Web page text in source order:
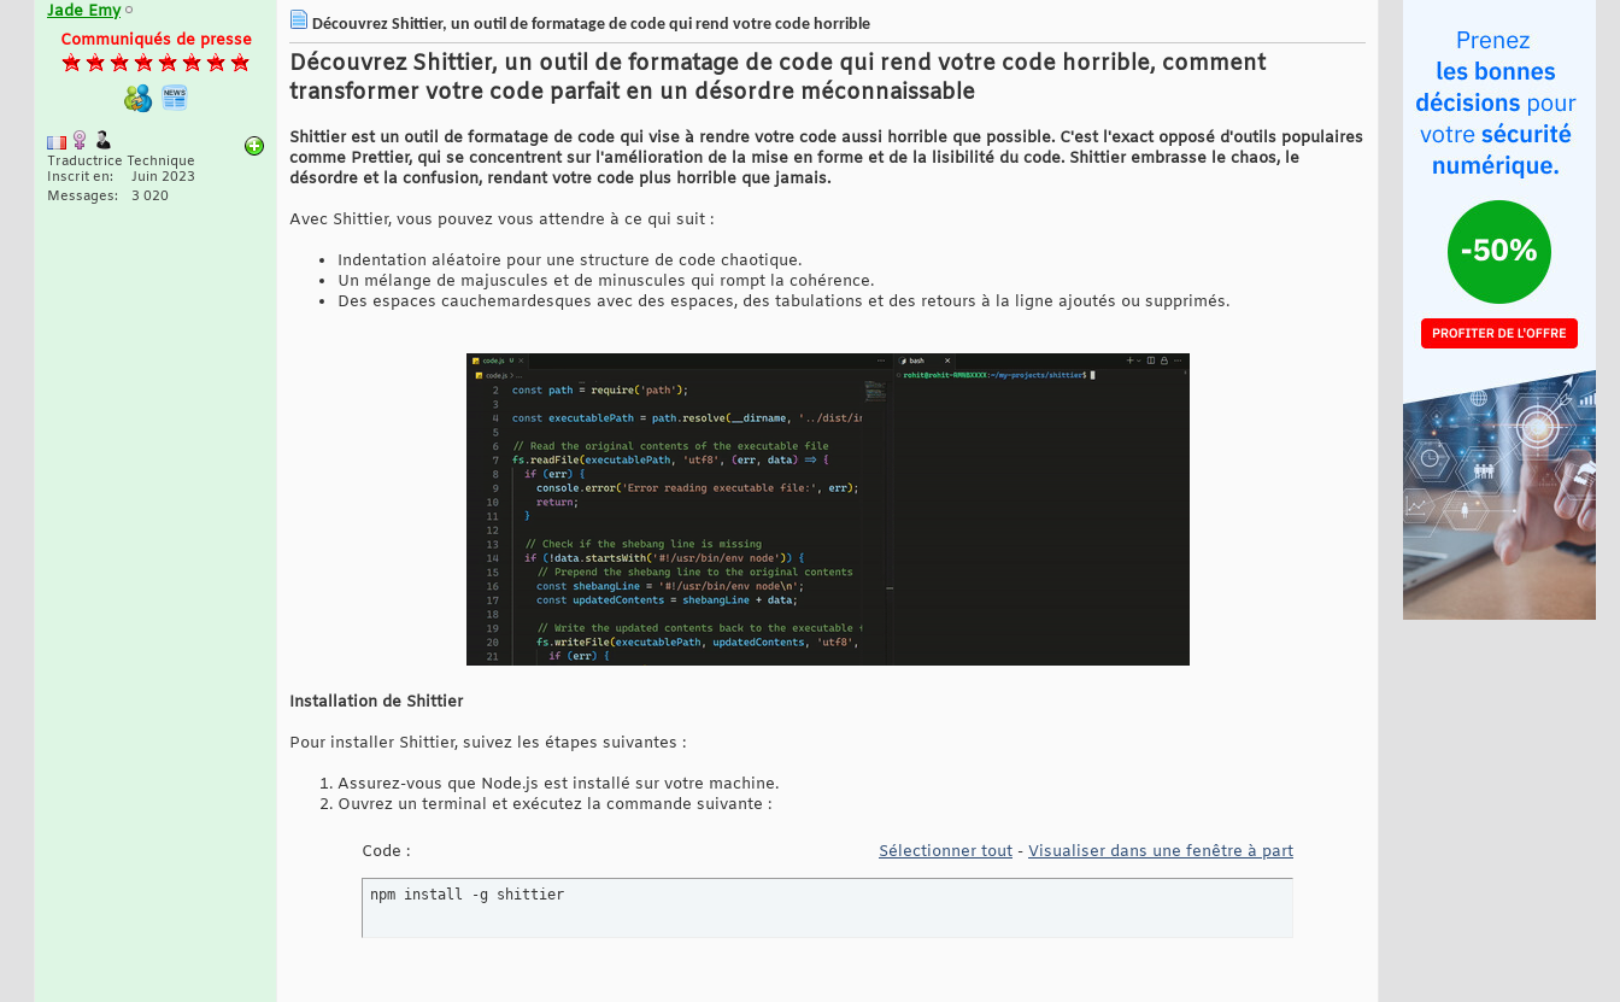
Jade Emy
Communiqués de presse
Traductrice Technique
Inscrit en
Juin 2023
Messages
3 020
Découvrez Shittier, un outil de formatage de code qui rend votre code horrible
Découvrez Shittier, un outil de formatage de code qui rend votre code horrible, comment
transformer votre code parfait en un désordre méconnaissable
Shittier est un outil de formatage de code qui vise à rendre votre code aussi horrible que possible. C'est l'exact opposé d'outils populaires
comme Prettier, qui se concentrent sur l'amélioration de la mise en forme et de la lisibilité du code. Shittier embrasse le chaos, le
désordre et la confusion, rendant votre code plus horrible que jamais.
Avec Shittier, vous pouvez vous attendre à ce qui suit :
Indentation aléatoire pour une structure de code chaotique.
Un mélange de majuscules et de minuscules qui rompt la cohérence.
Des espaces cauchemardesques avec des espaces, des tabulations et des retours à la ligne ajoutés ou supprimés.
Installation de Shittier
Pour installer Shittier, suivez les étapes suivantes :
Assurez-vous que Node.js est installé sur votre machine.
Ouvrez un terminal et exécutez la commande suivante :
Code : Sélectionner tout - Visualiser dans une fenêtre à part
npm install -g shittier